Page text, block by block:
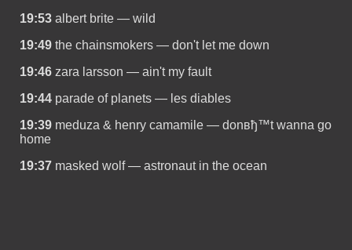
19:53 albert brite — wild
19:49 the chainsmokers — don't let me down
19:46 zara larsson — ain't my fault
19:44 parade of planets — les diables
19:39 meduza & henry camamile — donвђ™t wanna go
home
19:37 masked wolf — astronaut in the ocean